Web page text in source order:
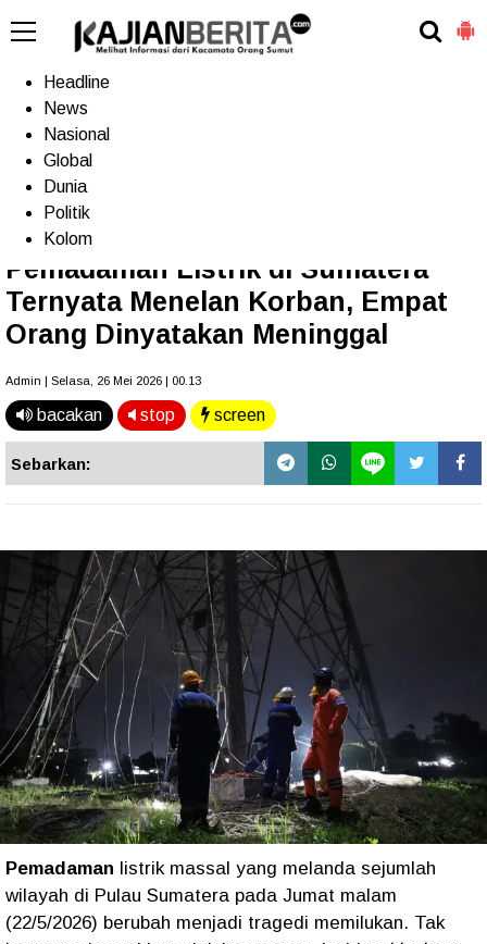
Home
Headline
News
Nasional
Global
Dunia
Politik
Kolom
Terkini
Pemadaman Listrik di Sumatera
Ternyata Menelan Korban, Empat
Orang Dinyatakan Meninggal
Admin | Selasa, 26 Mei 2026 | 00.13
bacakan stop screen
Sebarkan:
Pemadaman listrik massal yang melanda sejumlah
wilayah di Pulau Sumatera pada Jumat malam
(22/5/2026) berubah menjadi tragedi memilukan. Tak